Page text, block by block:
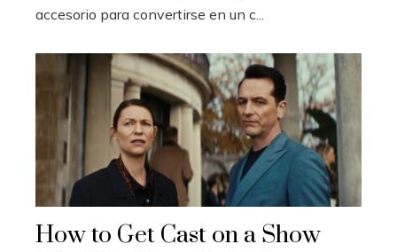
accesorio para convertirse en un c...
How to Get Cast on a Show